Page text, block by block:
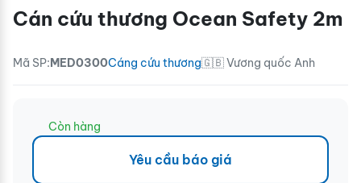
Cán cứu thương Ocean Safety 2m
Mã SP:MED0300Cáng cứu thương🇬🇧 Vương quốc Anh
Còn hàng
Yêu cầu báo giá